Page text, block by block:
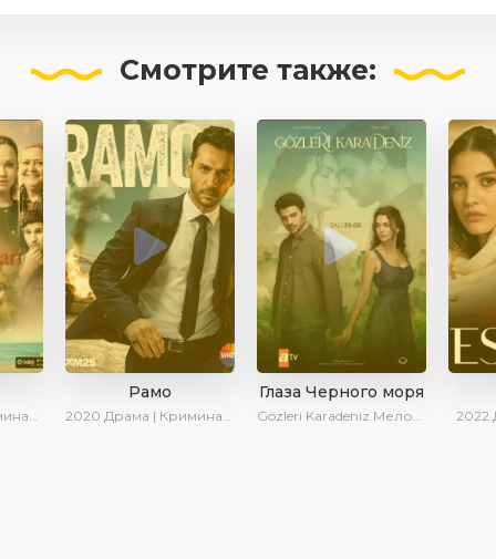
Смотрите также:
2025
Рамо
2020 Драма | Криминал | SesDizi | Ирина Котова
Глаза Черного моря
Gözleri Karadeniz Мелодрама | Драма | Новинки | Сериалы 2025 2022